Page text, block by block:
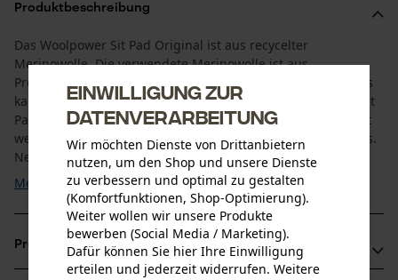
Produktbeschreibung
Das Woolpower Sit Pad Original ist aus recycelter
Merinowolle. Die verwendete Merinowolle ist aus
Produktionsrückständen gefertigt. Die Farbe des Sitzkissens
kann je nach Farbe der verwendeten Wolle variieren. Das Sit
Pad ist aber überwiegend grau. Das Sitzkissen Wolle nimmt
wenig Platz weg und ist daher sehr praktisch für unterwegs.
Nehmen Sie das Sitzkissen Outdoor zu Ihrem nächsten ...
Mehr anzeigen
Produktvorteile
Einwilligung zur
Datenverarbeitung
Wir möchten Dienste von Drittanbietern
nutzen, um den Shop und unsere Dienste
zu verbessern und optimal zu gestalten
(Komfortfunktionen, Shop-Optimierung).
Weiter wollen wir unsere Produkte
bewerben (Social Media / Marketing).
Dafür können Sie hier Ihre Einwilligung
erteilen und jederzeit widerrufen. Weitere